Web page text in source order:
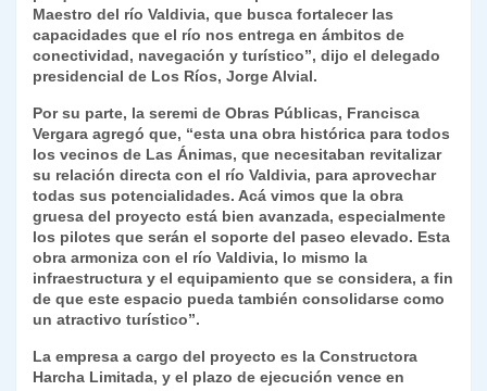
Maestro del río Valdivia, que busca fortalecer las
capacidades que el río nos entrega en ámbitos de
conectividad, navegación y turístico”, dijo el delegado
presidencial de Los Ríos, Jorge Alvial.
Por su parte, la seremi de Obras Públicas, Francisca
Vergara agregó que, “esta una obra histórica para todos
los vecinos de Las Ánimas, que necesitaban revitalizar
su relación directa con el río Valdivia, para aprovechar
todas sus potencialidades. Acá vimos que la obra
gruesa del proyecto está bien avanzada, especialmente
los pilotes que serán el soporte del paseo elevado. Esta
obra armoniza con el río Valdivia, lo mismo la
infraestructura y el equipamiento que se considera, a fin
de que este espacio pueda también consolidarse como
un atractivo turístico”.
La empresa a cargo del proyecto es la Constructora
Harcha Limitada, y el plazo de ejecución vence en